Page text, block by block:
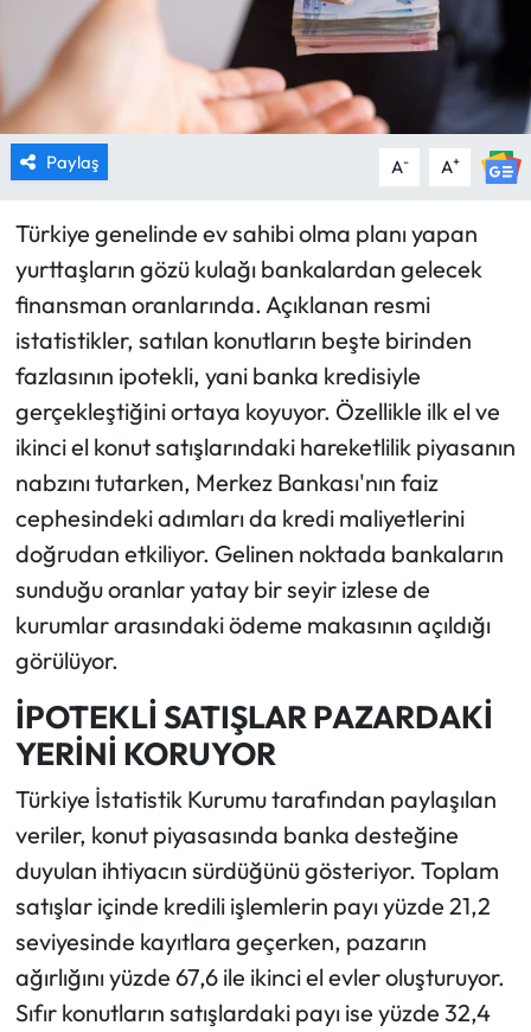
Paylaş A- A+
Türkiye genelinde ev sahibi olma planı yapan
yurttaşların gözü kulağı bankalardan gelecek
finansman oranlarında. Açıklanan resmi
istatistikler, satılan konutların beşte birinden
fazlasının ipotekli, yani banka kredisiyle
gerçekleştiğini ortaya koyuyor. Özellikle ilk el ve
ikinci el konut satışlarındaki hareketlilik piyasanın
nabzını tutarken, Merkez Bankası'nın faiz
cephesindeki adımları da kredi maliyetlerini
doğrudan etkiliyor. Gelinen noktada bankaların
sunduğu oranlar yatay bir seyir izlese de
kurumlar arasındaki ödeme makasının açıldığı
görülüyor.
İPOTEKLİ SATIŞLAR PAZARDAKİ
YERİNİ KORUYOR
Türkiye İstatistik Kurumu tarafından paylaşılan
veriler, konut piyasasında banka desteğine
duyulan ihtiyacın sürdüğünü gösteriyor. Toplam
satışlar içinde kredili işlemlerin payı yüzde 21,2
seviyesinde kayıtlara geçerken, pazarın
ağırlığını yüzde 67,6 ile ikinci el evler oluşturuyor.
Sıfır konutların satışlardaki payı ise yüzde 32,4
RESMİ İLANLAR
HABER İLAN